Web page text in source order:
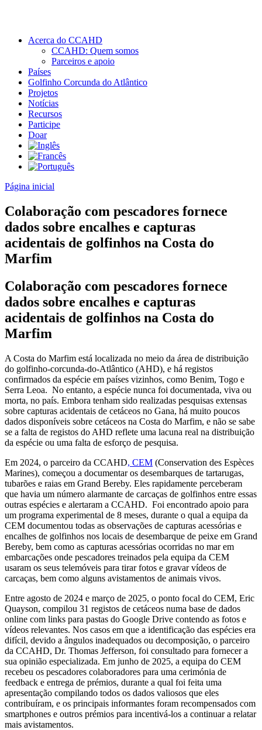
Acerca do CCAHD
CCAHD: Quem somos
Parceiros e apoio
Países
Golfinho Corcunda do Atlântico
Projetos
Notícias
Recursos
Participe
Doar
Página inicial
Colaboração com pescadores fornece
dados sobre encalhes e capturas
acidentais de golfinhos na Costa do
Marfim
Colaboração com pescadores fornece
dados sobre encalhes e capturas
acidentais de golfinhos na Costa do
Marfim
A Costa do Marfim está localizada no meio da área de distribuição
do golfinho-corcunda-do-Atlântico (AHD), e há registos
confirmados da espécie em países vizinhos, como Benim, Togo e
Serra Leoa. No entanto, a espécie nunca foi documentada, viva ou
morta, no país. Embora tenham sido realizadas pesquisas extensas
sobre capturas acidentais de cetáceos no Gana, há muito poucos
dados disponíveis sobre cetáceos na Costa do Marfim, e não se sabe
se a falta de registos do AHD reflete uma lacuna real na distribuição
da espécie ou uma falta de esforço de pesquisa.
Em 2024, o parceiro da CCAHD, CEM (Conservation des Espèces
Marines), começou a documentar os desembarques de tartarugas,
tubarões e raias em Grand Bereby. Eles rapidamente perceberam
que havia um número alarmante de carcaças de golfinhos entre essas
outras espécies e alertaram a CCAHD. Foi encontrado apoio para
um programa experimental de 8 meses, durante o qual a equipa da
CEM documentou todas as observações de capturas acessórias e
encalhes de golfinhos nos locais de desembarque de peixe em Grand
Bereby, bem como as capturas acessórias ocorridas no mar em
embarcações onde pescadores treinados pela equipa da CEM
usaram os seus telemóveis para tirar fotos e gravar vídeos de
carcaças, bem como alguns avistamentos de animais vivos.
Entre agosto de 2024 e março de 2025, o ponto focal do CEM, Eric
Quayson, compilou 31 registos de cetáceos numa base de dados
online com links para pastas do Google Drive contendo as fotos e
vídeos relevantes. Nos casos em que a identificação das espécies era
difícil, devido a ângulos inadequados ou decomposição, o parceiro
da CCAHD, Dr. Thomas Jefferson, foi consultado para fornecer a
sua opinião especializada. Em junho de 2025, a equipa do CEM
recebeu os pescadores colaboradores para uma cerimónia de
feedback e entrega de prémios, durante a qual foi feita uma
apresentação compilando todos os dados valiosos que eles
contribuíram, e os principais informantes foram recompensados com
smartphones e outros prémios para incentivá-los a continuar a relatar
mais avistamentos.